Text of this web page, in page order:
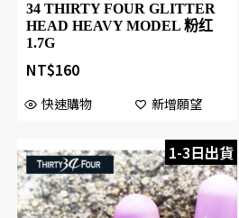
34 THIRTY FOUR GLITTER
HEAD HEAVY MODEL 粉红
1.7G
NT$160
快速購物 新增願望
1-3日出貨